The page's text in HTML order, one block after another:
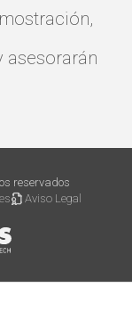
asesorarán
reservados
Aviso Legal